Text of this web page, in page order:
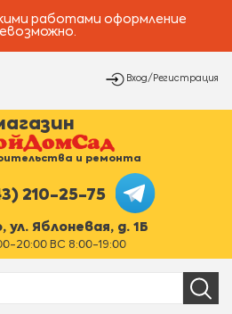
работами оформление
Вход/Регистрация
и ремонта
210-25-75
ул. Яблоневая, д. 1Б
20:00 ВС 8:00-19:00